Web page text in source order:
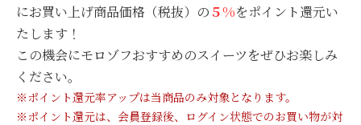
にお買い上げ商品価格（税抜）の５%をポイント還元い
たします！
この機会にモロゾフおすすめのスイーツをぜひお楽しみ
ください。
※ポイント還元率アップは当商品のみ対象となります。
※ポイント還元は、会員登録後、ログイン状態でのお買い物が対